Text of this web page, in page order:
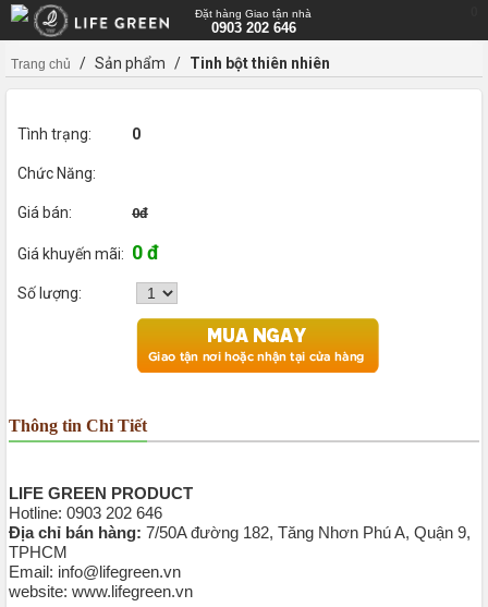
Đặt hàng Giao tận nhà
0903 202 646
Trang chủ / Sản phẩm / Tinh bột thiên nhiên
Tình trạng: 0
Chức Năng:
Giá bán: 0đ
Giá khuyến mãi: 0 đ
Số lượng:
Thông tin Chi Tiết
LIFE GREEN PRODUCT
Hotline: 0903 202 646
Địa chỉ bán hàng: 7/50A đường 182, Tăng Nhơn Phú A, Quận 9,
TPHCM
Email: info@lifegreen.vn
website: www.lifegreen.vn